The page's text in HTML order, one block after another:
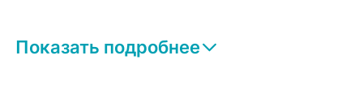
Показать подробнее